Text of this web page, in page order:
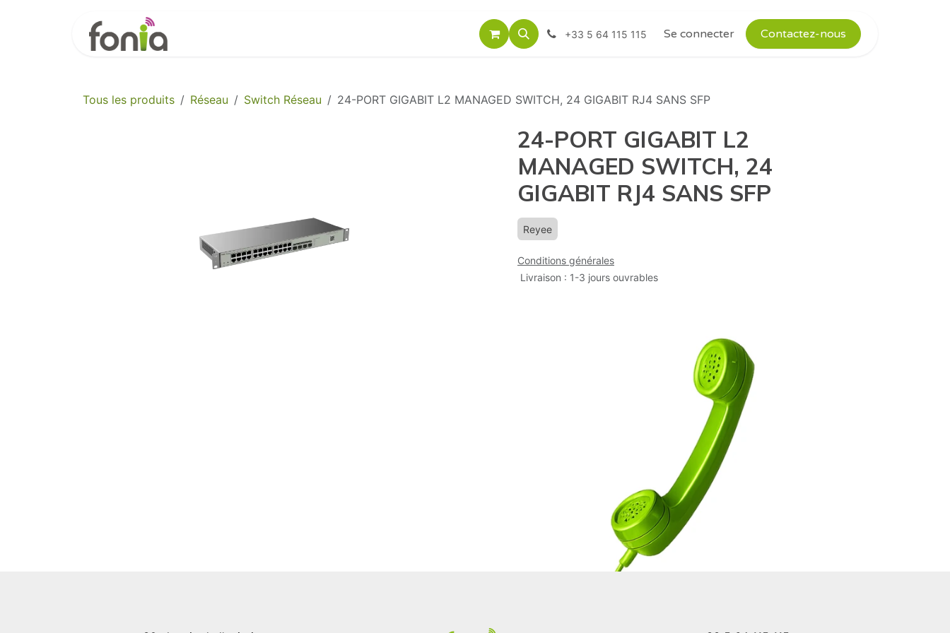
Services Itzatel A propos de nous Aide Rendez-vous Contactez-nous
+33 5 64 115 115 Se connecter Contactez-nous
Tous les produits Réseau Switch Réseau 24-PORT GIGABIT L2 MANAGED SWITCH, 24 GIGABIT RJ4 SANS SFP
24-PORT GIGABIT L2
MANAGED SWITCH, 24
GIGABIT RJ4 SANS SFP
Reyee
Conditions générales
Livraison : 1-3 jours ouvrables